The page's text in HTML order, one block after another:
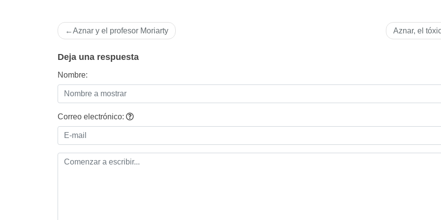
Navegación
de
entradas
Aznar y el profesor Moriarty Aznar, el
Deja una respuesta
Nombre:
Correo electrónico: